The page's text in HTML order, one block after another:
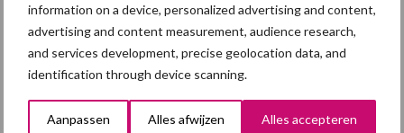
information on a device, personalized advertising and content,
advertising and content measurement, audience research,
and services development, precise geolocation data, and
identification through device scanning.
Aanpassen Alles afwijzen Alles accepteren
Primaire
Sidebar
Recent nieuws Partner nieuws
5 aug
“Vraag naar praktische
hygieneoplossingen is in Polen